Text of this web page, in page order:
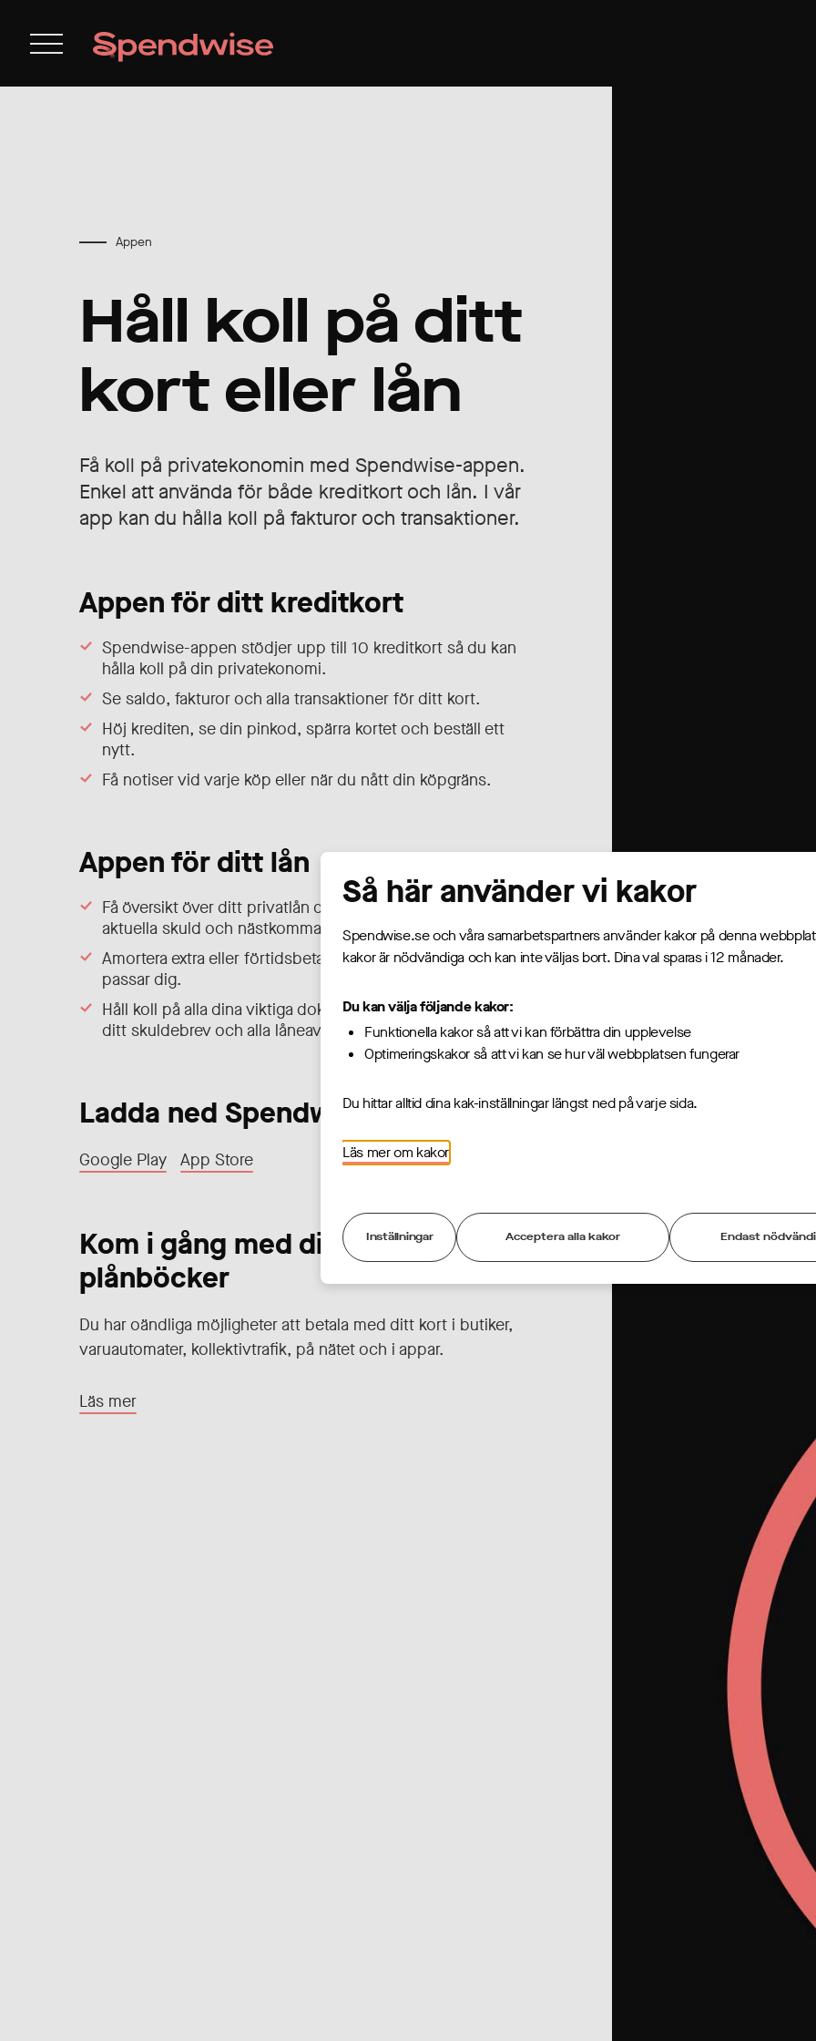
Appen
Håll koll på ditt
kort eller lån
Få koll på privatekonomin med Spendwise-appen.
Enkel att använda för både kreditkort och lån. I vår
app kan du hålla koll på fakturor och transaktioner.
Appen för ditt kreditkort
Spendwise-appen stödjer upp till 10 kreditkort så du kan
hålla koll på din privatekonomi.
Se saldo, fakturor och alla transaktioner för ditt kort.
Höj krediten, se din pinkod, spärra kortet och beställ ett
nytt.
Få notiser vid varje köp eller när du nått din köpgräns.
Appen för ditt lån
Få översikt över ditt privatlån direkt i mobilen – se din
aktuella skuld och nästkommande betalning.
Amortera extra eller förtidsbetala hela lånebeloppet när det
passar dig.
Håll koll på alla dina viktiga dokument i appen – exempelvis
ditt skuldebrev och alla låneavier.
Ladda ned Spendwise:
Google Play App Store
Kom i gång med digitala
plånböcker
Du har oändliga möjligheter att betala med ditt kort i butiker,
varuautomater, kollektivtrafik, på nätet och i appar.
Läs mer
Så här använder vi kakor
Spendwise.se och våra samarbetspartners använder kakor på denna
kakor är nödvändiga och kan inte väljas bort. Dina val sparas i 12 månader.
Du kan välja följande kakor:
Funktionella kakor så att vi kan förbättra din upplevelse
Optimeringskakor så att vi kan se hur väl webbplatsen fungerar
Du hittar alltid dina kak-inställningar längst ned på varje sida.
Läs mer om kakor
Inställningar Acceptera alla kakor Endast